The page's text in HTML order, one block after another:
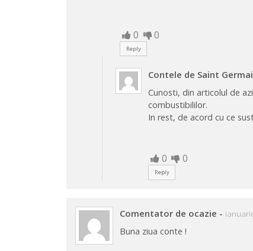
0 0
Reply
Contele de Saint
Cunosti, din articolul de
combustibililor.
In rest, de acord cu ce
0 0
Reply
Comentator de ocazie -
Buna ziua conte !